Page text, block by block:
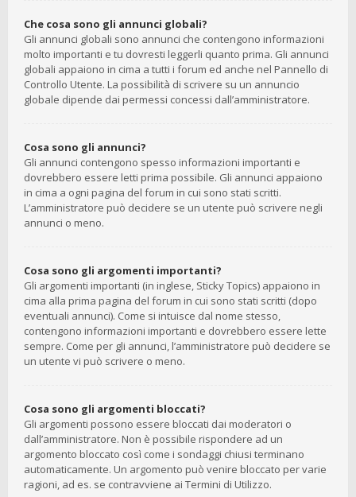
Che cosa sono gli annunci globali?
Gli annunci globali sono annunci che contengono informazioni
molto importanti e tu dovresti leggerli quanto prima. Gli annunci
globali appaiono in cima a tutti i forum ed anche nel Pannello di
Controllo Utente. La possibilità di scrivere su un annuncio
globale dipende dai permessi concessi dall’amministratore.
Cosa sono gli annunci?
Gli annunci contengono spesso informazioni importanti e
dovrebbero essere letti prima possibile. Gli annunci appaiono
in cima a ogni pagina del forum in cui sono stati scritti.
L’amministratore può decidere se un utente può scrivere negli
annunci o meno.
Cosa sono gli argomenti importanti?
Gli argomenti importanti (in inglese, Sticky Topics) appaiono in
cima alla prima pagina del forum in cui sono stati scritti (dopo
eventuali annunci). Come si intuisce dal nome stesso,
contengono informazioni importanti e dovrebbero essere lette
sempre. Come per gli annunci, l’amministratore può decidere se
un utente vi può scrivere o meno.
Cosa sono gli argomenti bloccati?
Gli argomenti possono essere bloccati dai moderatori o
dall’amministratore. Non è possibile rispondere ad un
argomento bloccato così come i sondaggi chiusi terminano
automaticamente. Un argomento può venire bloccato per varie
ragioni, ad es. se contravviene ai Termini di Utilizzo.